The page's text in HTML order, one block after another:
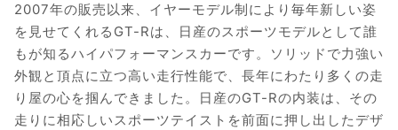
2007年の販売以来、イヤーモデル制により毎年新しい姿
を見せてくれるGT-Rは、日産のスポーツモデルとして誰
もが知るハイパフォーマンスカーです。ソリッドで力強い
外観と頂点に立つ高い走行性能で、長年にわたり多くの走
り屋の心を掴んできました。日産のGT-Rの内装は、その
走りに相応しいスポーツテイストを前面に押し出したデザ